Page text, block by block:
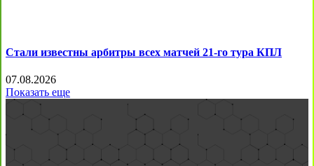
Стали известны арбитры всех матчей 21-го тура КПЛ
07.08.2026
Показать еще